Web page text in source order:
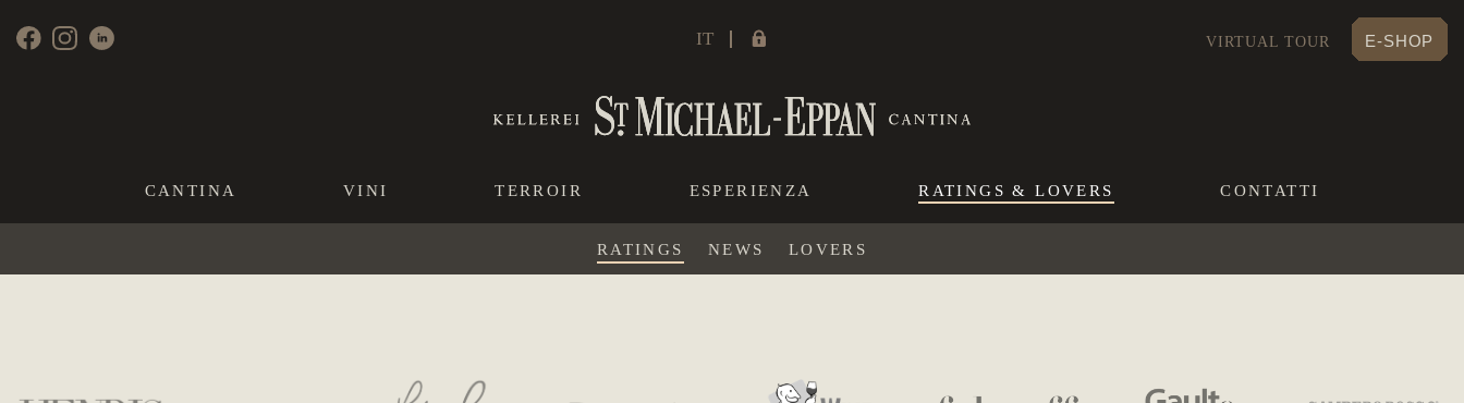
IT VIRTUAL TOUR E-SHOP
CANTINA VINI TERROIR ESPERIENZA RATINGS & LOVERS CONTATTI
RATINGS NEWS LOVERS